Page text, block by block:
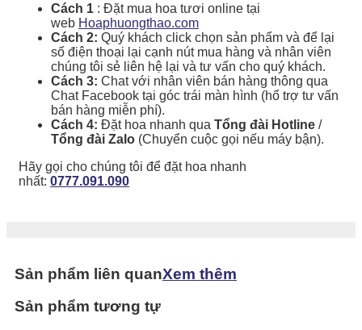
Cách 1 : Đặt mua hoa tươi online tại
web Hoaphuongthao.com
Cách 2: Quý khách click chọn sản phẩm và để lại
số điện thoại lại cạnh nút mua hàng và nhân viên
chúng tôi sẻ liên hệ lại và tư vấn cho quý khách.
Cách 3: Chat với nhân viên bán hàng thông qua
Chat Facebook tại góc trái màn hình (hổ trợ tư vấn
bán hàng miễn phí).
Cách 4: Đặt hoa nhanh qua Tổng đài Hotline /
Tổng đài Zalo (Chuyển cuộc gọi nếu máy bận).
Hãy gọi cho chúng tôi để đặt hoa nhanh
nhất: 0777.091.090
Sản phẩm liên quanXem thêm
Sản phẩm tương tự